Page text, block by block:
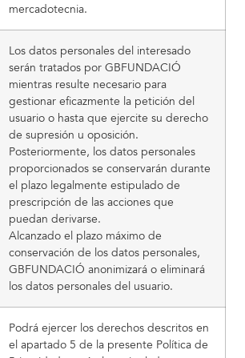
mercadotecnia.
Los datos personales del interesado
serán tratados por GBFUNDACIÓ
mientras resulte necesario para
gestionar eficazmente la petición del
usuario o hasta que ejercite su derecho
de supresión u oposición.
Posteriormente, los datos personales
proporcionados se conservarán durante
el plazo legalmente estipulado de
prescripción de las acciones que
puedan derivarse.
Alcanzado el plazo máximo de
conservación de los datos personales,
GBFUNDACIÓ anonimizará o eliminará
los datos personales del usuario.
Podrá ejercer los derechos descritos en
el apartado 5 de la presente Política de